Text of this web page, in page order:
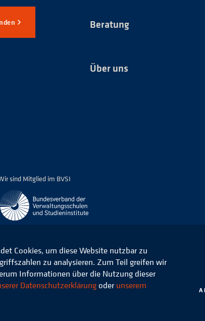
Beratung
Über uns
sind Mitglied im BVSI
Verwaltung e.V. Datenschutz
Cookies, um diese Website nutzbar zu
zu analysieren. Zum Teil greifen wir
Informationen über die Nutzung dieser
Datenschutzerklärung oder unserem